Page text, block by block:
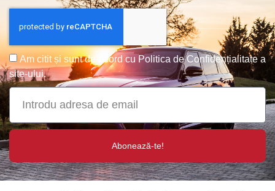
Am citit și sunt de acord cu Politica de Confidențialitatea
site-ului.
Abonează-te!